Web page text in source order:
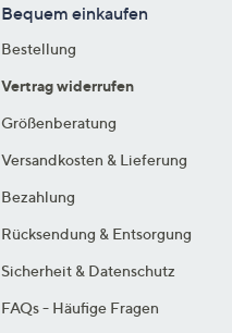
Bequem einkaufen
Bestellung
Vertrag widerrufen
Größenberatung
Versandkosten & Lieferung
Bezahlung
Rücksendung & Entsorgung
Sicherheit & Datenschutz
FAQs - Häufige Fragen